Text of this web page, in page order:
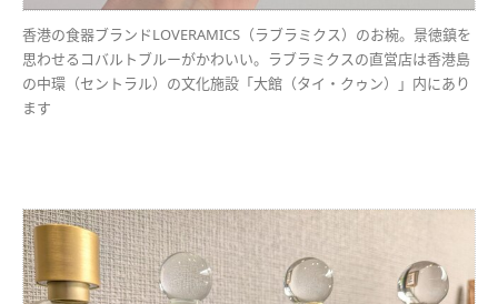
香港の食器ブランドLOVERAMICS（ラブラミクス）のお椀。景徳鎮を
思わせるコバルトブルーがかわいい。ラブラミクスの直営店は香港島
の中環（セントラル）の文化施設「大館（タイ・クゥン）」内にあり
ます